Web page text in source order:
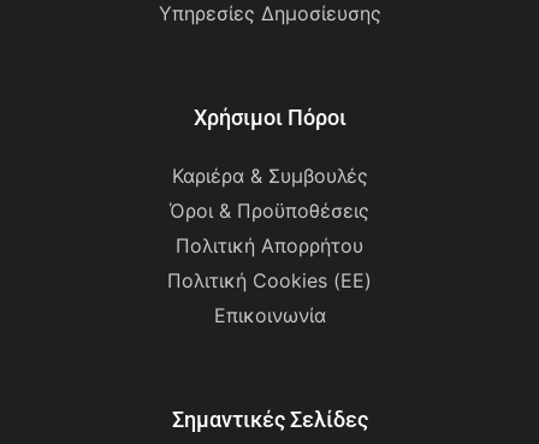
Υπηρεσίες Δημοσίευσης
Χρήσιμοι Πόροι
Καριέρα & Συμβουλές
Όροι & Προϋποθέσεις
Πολιτική Απορρήτου
Πολιτική Cookies (ΕΕ)
Επικοινωνία
Σημαντικές Σελίδες